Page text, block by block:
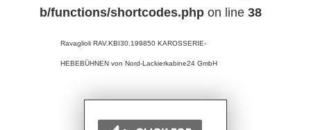
b/functions/shortcodes.phpon line 38
Ravaglioli RAV.KBI30.199850 KAROSSERIE-
HEBEBÜHNEN von Nord-Lackierkabine24 GmbH